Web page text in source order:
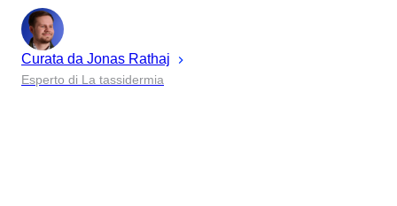
Curata da Jonas Rathaj
Esperto di La tassidermia